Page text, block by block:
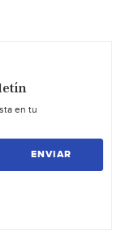
en tu
ENVIAR